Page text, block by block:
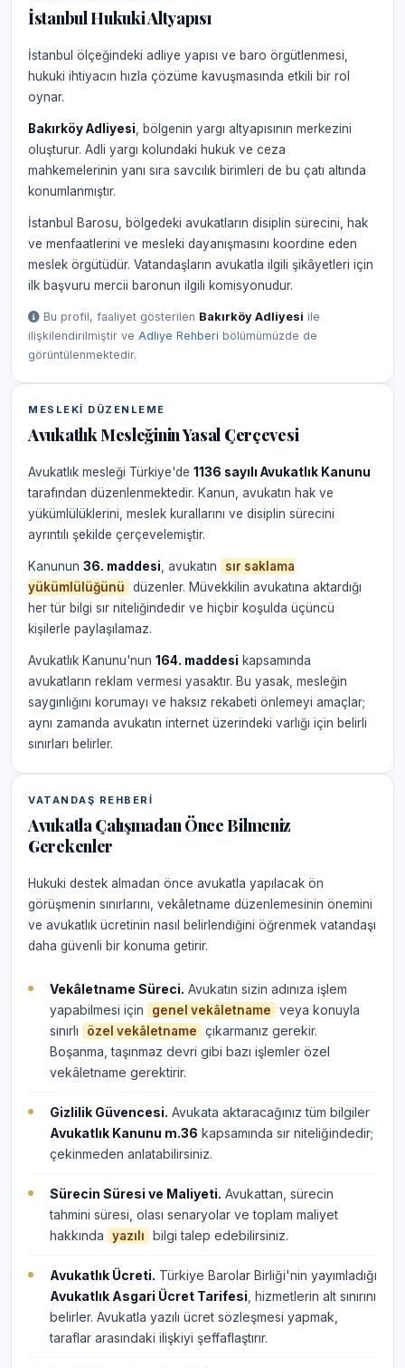
İstanbul Hukuki Altyapısı
İstanbul ölçeğindeki adliye yapısı ve baro örgütlenmesi,
hukuki ihtiyacın hızla çözüme kavuşmasında etkili bir rol
oynar.
Bakırköy Adliyesi , bölgenin yargı altyapısının merkezini
oluşturur. Adli yargı kolundaki hukuk ve ceza
mahkemelerinin yanı sıra savcılık birimleri de bu çatı altında
konumlanmıştır.
İstanbul Barosu, bölgedeki avukatların disiplin sürecini, hak
ve menfaatlerini ve mesleki dayanışmasını koordine eden
meslek örgütüdür. Vatandaşların avukatla ilgili şikâyetleri için
ilk başvuru mercii baronun ilgili komisyonudur.
Bu profil, faaliyet gösterilen Bakırköy Adliyesi ile
ilişkilendirilmiştir ve Adliye Rehberi bölümümüzde de
görüntülenmektedir.
MESLEKI DÜZENLEME
Avukatlık Mesleğinin Yasal Çerçevesi
Avukatlık mesleği Türkiye'de 1136 sayılı Avukatlık Kanunu
tarafından düzenlenmektedir. Kanun, avukatın hak ve
yükümlülüklerini, meslek kurallarını ve disiplin sürecini
ayrıntılı şekilde çerçevelemiştir.
Kanunun 36. maddesi , avukatın
sır saklama
yükümlülüğünü
düzenler. Müvekkilin avukatına aktardığı
her tür bilgi sır niteliğindedir ve hiçbir koşulda üçüncü
kişilerle paylaşılamaz.
Avukatlık Kanunu'nun 164. maddesi kapsamında
avukatların reklam vermesi yasaktır. Bu yasak, mesleğin
saygınlığını korumayı ve haksız rekabeti önlemeyi amaçlar;
aynı zamanda avukatın internet üzerindeki varlığı için belirli
sınırları belirler.
VATANDAŞ REHBERI
Avukatla Çalışmadan Önce Bilmeniz
Gerekenler
Hukuki destek almadan önce avukatla yapılacak ön
görüşmenin sınırlarını, vekâletname düzenlemesinin önemini
ve avukatlık ücretinin nasıl belirlendiğini öğrenmek vatandaşı
daha güvenli bir konuma getirir.
Vekâletname Süreci. Avukatın sizin adınıza işlem
yapabilmesi için
genel vekâletname
veya konuyla
sınırlı
özel vekâletname
çıkarmanız gerekir.
Boşanma, taşınmaz devri gibi bazı işlemler özel
vekâletname gerektirir.
Gizlilik Güvencesi. Avukata aktaracağınız tüm bilgiler
Avukatlık Kanunu m.36 kapsamında sır niteliğindedir;
çekinmeden anlatabilirsiniz.
Sürecin Süresi ve Maliyeti. Avukattan, sürecin
tahmini süresi, olası senaryolar ve toplam maliyet
hakkında
yazılı bilgi talep edebilirsiniz.
Avukatlık Ücreti. Türkiye Barolar Birliği'nin yayımladığı
Avukatlık Asgari Ücret Tarifesi , hizmetlerin alt sınırını
belirler. Avukatla yazılı ücret sözleşmesi yapmak,
taraflar arasındaki ilişkiyi şeffaflaştırır.